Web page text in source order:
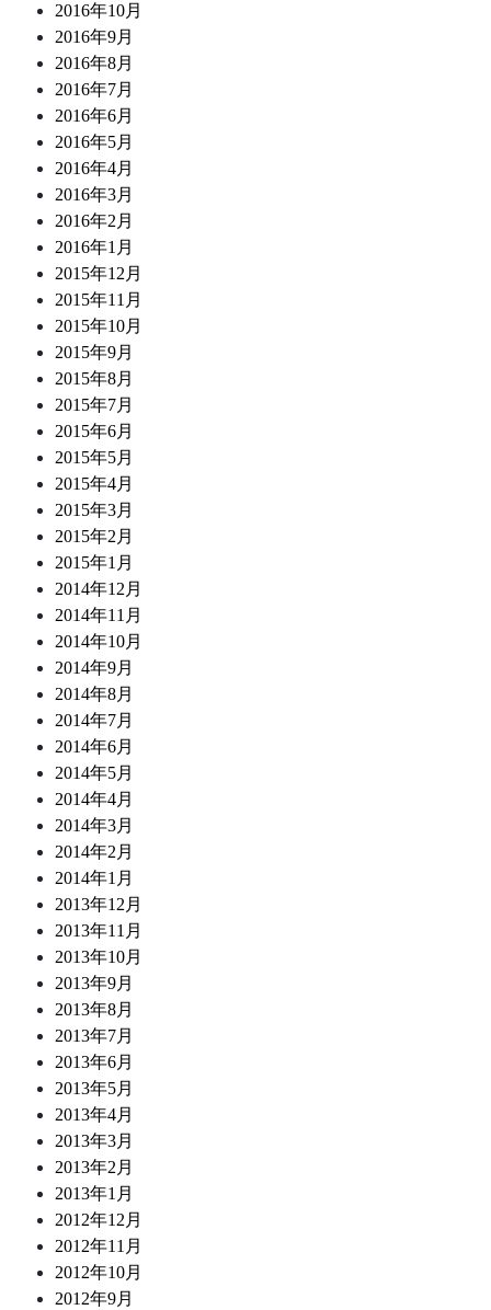
2016年10月
2016年9月
2016年8月
2016年7月
2016年6月
2016年5月
2016年4月
2016年3月
2016年2月
2016年1月
2015年12月
2015年11月
2015年10月
2015年9月
2015年8月
2015年7月
2015年6月
2015年5月
2015年4月
2015年3月
2015年2月
2015年1月
2014年12月
2014年11月
2014年10月
2014年9月
2014年8月
2014年7月
2014年6月
2014年5月
2014年4月
2014年3月
2014年2月
2014年1月
2013年12月
2013年11月
2013年10月
2013年9月
2013年8月
2013年7月
2013年6月
2013年5月
2013年4月
2013年3月
2013年2月
2013年1月
2012年12月
2012年11月
2012年10月
2012年9月